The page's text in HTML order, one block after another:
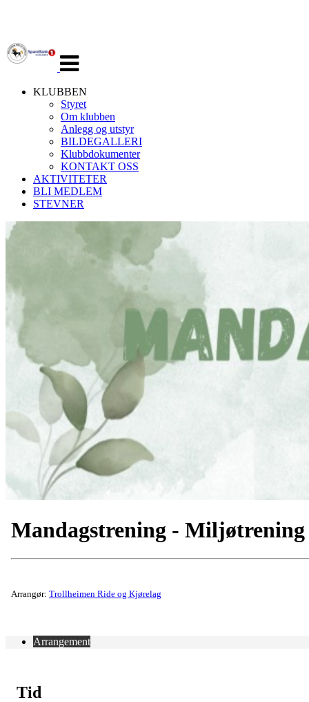
navigasjon
KLUBBEN
Styret
Om klubben
Anlegg og utstyr
BILDEGALLERI
Klubbdokumenter
KONTAKT OSS
AKTIVITETER
BLI MEDLEM
STEVNER
Mandagstrening - Miljøtrening
Arrangør: Trollheimen Ride og Kjørelag
Arrangement
Tid